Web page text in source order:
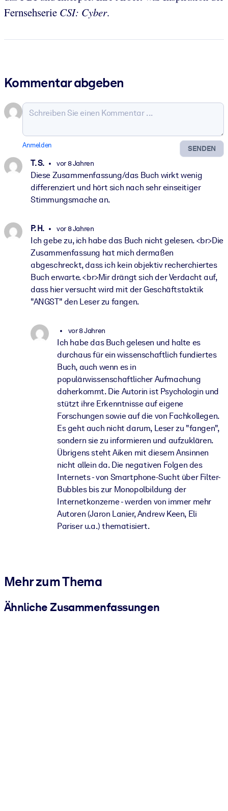
Fernsehserie CSI: Cyber.
Kommentar abgeben
SENDEN
Anmelden
T. S. vor 8 Jahren
Diese Zusammenfassung/das Buch wirkt wenig
differenziert und hört sich nach sehr einseitiger
Stimmungsmache an.
P. H. vor 8 Jahren
Ich gebe zu, ich habe das Buch nicht gelesen. <br>Die
Zusammenfassung hat mich dermaßen
abgeschreckt, dass ich kein objektiv recherchiertes
Buch erwarte. <br>Mir drängt sich der Verdacht auf,
dass hier versucht wird mit der Geschäftstaktik
"ANGST" den Leser zu fangen.
vor 8 Jahren
Ich habe das Buch gelesen und halte es
durchaus für ein wissenschaftlich fundiertes
Buch, auch wenn es in
populärwissenschaftlicher Aufmachung
daherkommt. Die Autorin ist Psychologin und
stützt ihre Erkenntnisse auf eigene
Forschungen sowie auf die von Fachkollegen.
Es geht auch nicht darum, Leser zu "fangen",
sondern sie zu informieren und aufzuklären.
Übrigens steht Aiken mit diesem Ansinnen
nicht allein da. Die negativen Folgen des
Internets - von Smartphone-Sucht über Filter-
Bubbles bis zur Monopolbildung der
Internetkonzerne - werden von immer mehr
Autoren (Jaron Lanier, Andrew Keen, Eli
Pariser u.a.) thematisiert.
Mehr zum Thema
Ähnliche Zusammenfassungen